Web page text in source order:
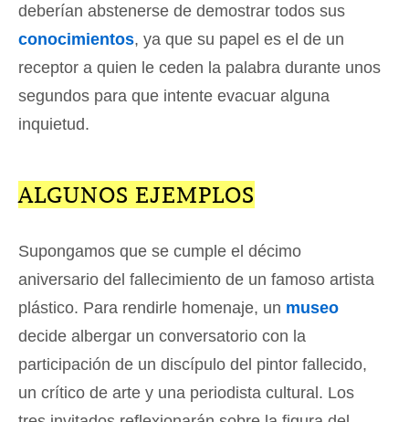
deberían abstenerse de demostrar todos sus
conocimientos, ya que su papel es el de un
receptor a quien le ceden la palabra durante unos
segundos para que intente evacuar alguna
inquietud.
ALGUNOS EJEMPLOS
Supongamos que se cumple el décimo
aniversario del fallecimiento de un famoso artista
plástico. Para rendirle homenaje, un museo
decide albergar un conversatorio con la
participación de un discípulo del pintor fallecido,
un crítico de arte y una periodista cultural. Los